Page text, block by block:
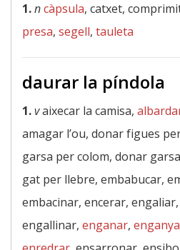
1.ncàpsula, catxet,
presa, segell, tauleta
daurar la píndola
1.vaixecar la camisa,
amagar l’ou, donar figues
garsa per colom, donar
gat per llebre, embabucar,
embacinar, encerar,
engallinar, enganar,